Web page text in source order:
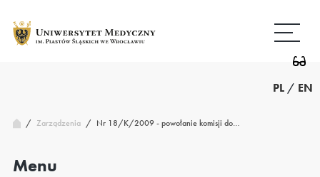
treści
strony
PL / EN
/ Zarządzenia / Nr 18/K/2009 - powołanie komisji do…
Menu